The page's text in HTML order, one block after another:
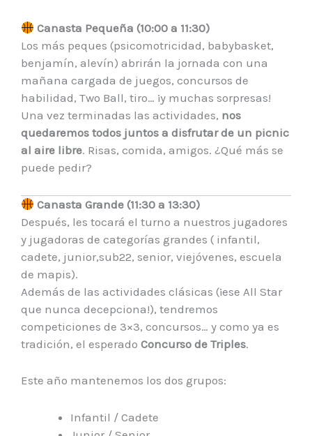
Canasta Pequeña (10:00 a 11:30)
Los más peques (psicomotricidad, babybasket,
benjamín, alevín) abrirán la jornada con una
mañana cargada de juegos, concursos de
habilidad, Two Ball, tiro… ¡y muchas sorpresas!
Una vez terminadas las actividades, nos
quedaremos todos juntos a disfrutar de un picnic
al aire libre. Risas, comida, amigos. ¿Qué más se
puede pedir?
Canasta Grande (11:30 a 13:30)
Después, les tocará el turno a nuestros jugadores
y jugadoras de categorías grandes ( infantil,
cadete, junior,sub22, senior, viejóvenes, escuela
de mapis).
Además de las actividades clásicas (¡ese All Star
que nunca decepciona!), tendremos
competiciones de 3×3, concursos… y como ya es
tradición, el esperado Concurso de Triples.
Este año mantenemos los dos grupos:
Infantil / Cadete